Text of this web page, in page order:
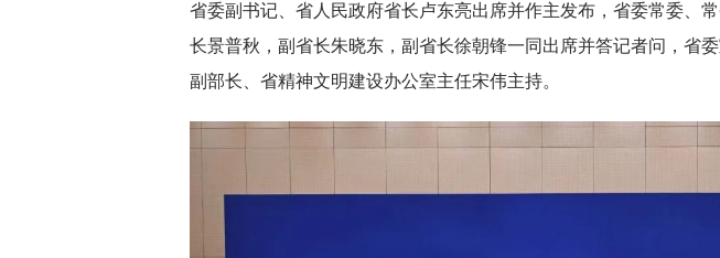
省委副书记、省人民政府省长卢东亮出席并作主发布，省委常委、
长景普秋，副省长朱晓东，副省长徐朝锋一同出席并答记者问，省
副部长、省精神文明建设办公室主任宋伟主持。